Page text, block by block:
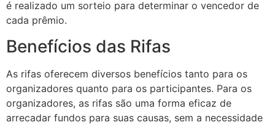
é realizado um sorteio para determinar o vencedor de
cada prêmio.
Benefícios das Rifas
As rifas oferecem diversos benefícios tanto para os
organizadores quanto para os participantes. Para os
organizadores, as rifas são uma forma eficaz de
arrecadar fundos para suas causas, sem a necessidade